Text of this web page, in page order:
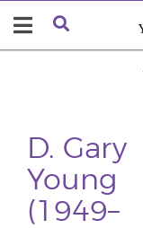
D. Gary
Young
(1949–